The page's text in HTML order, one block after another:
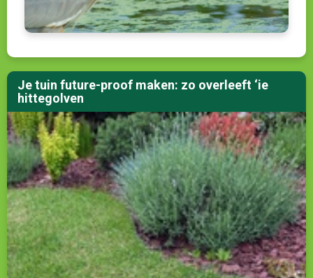
Je tuin future-proof maken: zo overleeft ‘ie
hittegolven